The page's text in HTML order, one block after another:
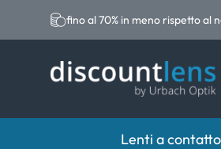
fino al 70% in meno rispetto al
Lenti a contatto